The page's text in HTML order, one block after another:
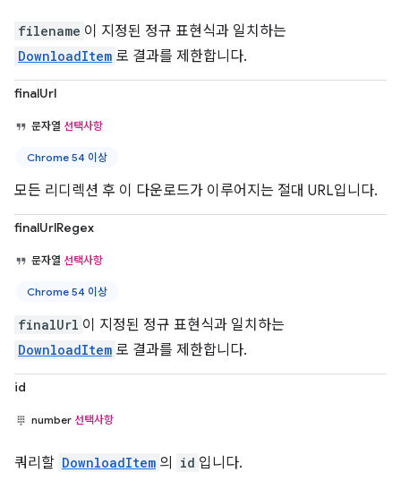
filename 이 지정된 정규 표현식과 일치하는
DownloadItem 로 결과를 제한합니다.
finalUrl
문자열 선택사항
Chrome 54 이상
모든 리디렉션 후 이 다운로드가 이루어지는 절대 URL입니다.
finalUrlRegex
문자열 선택사항
Chrome 54 이상
finalUrl 이 지정된 정규 표현식과 일치하는
DownloadItem 로 결과를 제한합니다.
id
number 선택사항
쿼리할 DownloadItem 의 id 입니다.